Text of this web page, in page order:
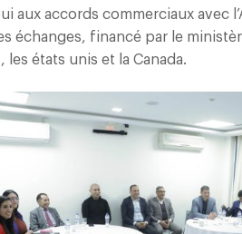
aux accords commerciaux avec
échanges, financé par le
états unis et la Canada.